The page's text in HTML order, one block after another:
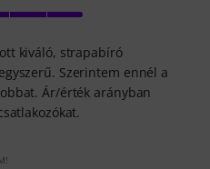
kiváló, strapabíró
Szerintem ennél a
Ár/érték arányban